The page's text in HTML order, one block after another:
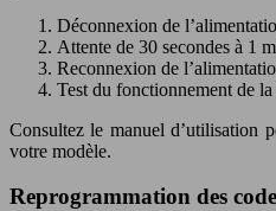
Déconnexion de
Attente de 30 secondes à 1
Reconnexion de
Test du fonctionnement de la
Consultez le manuel d’utilisation
votre modèle.
Reprogrammation des